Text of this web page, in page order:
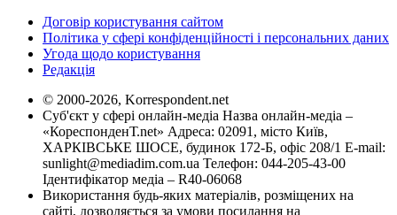
Договір користування сайтом
Політика у сфері конфіденційності і персональних даних
Угода щодо користування
Редакція
© 2000-2026, Korrespondent.net
Суб'єкт у сфері онлайн-медіа Назва онлайн-медіа –
«КореспонденТ.net» Адреса: 02091, місто Київ,
ХАРКІВСЬКЕ ШОСЕ, будинок 172-Б, офіс 208/1 E-mail:
sunlight@mediadim.com.ua Телефон: 044-205-43-00
Ідентифікатор медіа – R40-06068
Використання будь-яких матеріалів, розміщених на
сайті, дозволяється за умови посилання на